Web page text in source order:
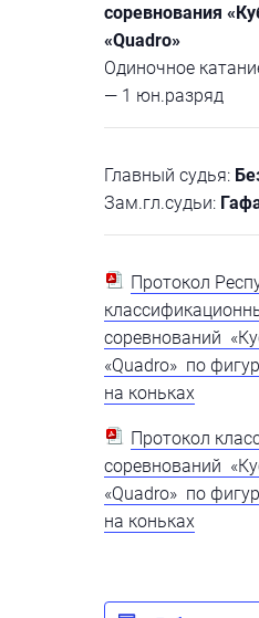
соревнования
«Quadro»
Одиночное
— 1 юн.разряд
Главный судья:
Зам.гл.судьи:
Протокол
соревнований
«Quadro» по
на коньках
Протокол
соревнований
«Quadro» по
на коньках